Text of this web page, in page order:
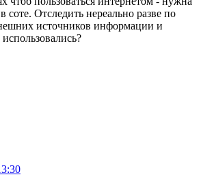
соте. Отследить нереально разве по
источников информации и